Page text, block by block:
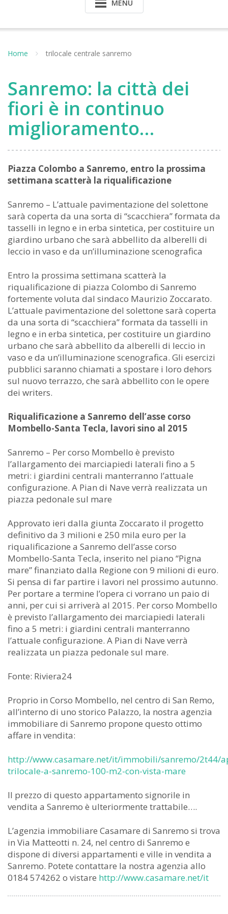
MENU
Home trilocale centrale sanremo
Sanremo: la città dei
fiori è in continuo
miglioramento…
Piazza Colombo a Sanremo, entro la prossima
settimana scatterà la riqualificazione
Sanremo – L’attuale pavimentazione del solettone
sarà coperta da una sorta di “scacchiera” formata da
tasselli in legno e in erba sintetica, per costituire un
giardino urbano che sarà abbellito da alberelli di
leccio in vaso e da un’illuminazione scenografica
Entro la prossima settimana scatterà la
riqualificazione di piazza Colombo di Sanremo
fortemente voluta dal sindaco Maurizio Zoccarato.
L’attuale pavimentazione del solettone sarà coperta
da una sorta di “scacchiera” formata da tasselli in
legno e in erba sintetica, per costituire un giardino
urbano che sarà abbellito da alberelli di leccio in
vaso e da un’illuminazione scenografica. Gli esercizi
pubblici saranno chiamati a spostare i loro dehors
sul nuovo terrazzo, che sarà abbellito con le opere
dei writers.
Riqualificazione a Sanremo dell’asse corso
Mombello-Santa Tecla, lavori sino al 2015
Sanremo – Per corso Mombello è previsto
l’allargamento dei marciapiedi laterali fino a 5
metri: i giardini centrali manterranno l’attuale
configurazione. A Pian di Nave verrà realizzata un
piazza pedonale sul mare
Approvato ieri dalla giunta Zoccarato il progetto
definitivo da 3 milioni e 250 mila euro per la
riqualificazione a Sanremo dell’asse corso
Mombello-Santa Tecla, inserito nel piano “Pigna
mare” finanziato dalla Regione con 9 milioni di euro.
Si pensa di far partire i lavori nel prossimo autunno.
Per portare a termine l’opera ci vorrano un paio di
anni, per cui si arriverà al 2015. Per corso Mombello
è previsto l’allargamento dei marciapiedi laterali
fino a 5 metri: i giardini centrali manterranno
l’attuale configurazione. A Pian di Nave verrà
realizzata un piazza pedonale sul mare.
Fonte: Riviera24
Proprio in Corso Mombello, nel centro di San Remo,
all’interno di uno storico Palazzo, la nostra agenzia
immobiliare di Sanremo propone questo ottimo
affare in vendita:
http://www.casamare.net/it/immobili/sanremo/2t44/
trilocale-a-sanremo-100-m2-con-vista-mare
Il prezzo di questo appartamento signorile in
vendita a Sanremo è ulteriormente trattabile….
L’agenzia immobiliare Casamare di Sanremo si trova
in Via Matteotti n. 24, nel centro di Sanremo e
dispone di diversi appartamenti e ville in vendita a
Sanremo. Potete contattare la nostra agenzia allo
0184 574262 o vistare http://www.casamare.net/it